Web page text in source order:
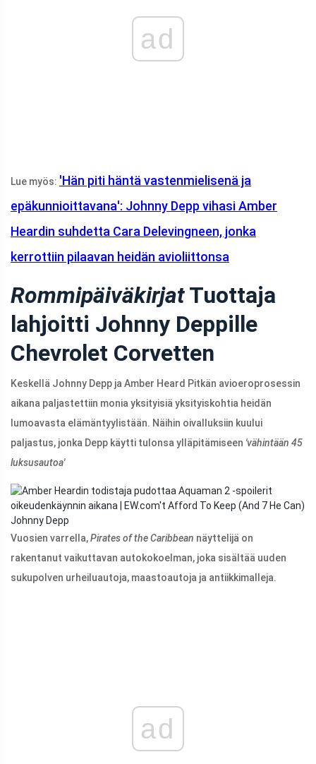
ad
Lue myös: 'Hän piti häntä vastenmielisenä ja
epäkunnioittavana': Johnny Depp vihasi Amber
Heardin suhdetta Cara Delevingneen, jonka
kerrottiin pilaavan heidän avioliittonsa
RommipäiväkirjatTuottaja
lahjoitti Johnny Deppille
Chevrolet Corvetten
Keskellä Johnny Depp ja Amber Heard Pitkän avioeroprosessin
aikana paljastettiin monia yksityisiä yksityiskohtia heidän
lumoavasta elämäntyylistään. Näihin oivalluksiin kuului
paljastus, jonka Depp käytti tulonsa ylläpitämiseen 'vähintään 45
luksusautoa'
Johnny Depp
Vuosien varrella,Pirates of the Caribbean näyttelijä on
rakentanut vaikuttavan autokokoelman, joka sisältää uuden
sukupolven urheiluautoja, maastoautoja ja antiikkimalleja.
ad